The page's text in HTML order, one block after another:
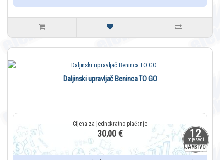
12
mjeseci
JAMSTVO
Daljinski upravljač Beninca TO GO
30,00 €